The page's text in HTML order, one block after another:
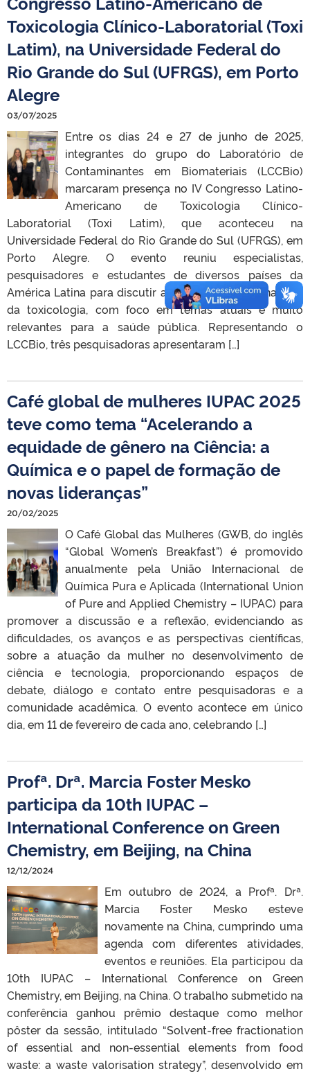
Toxicologia Clínico-Laboratorial (Toxi
Latim), na Universidade Federal do
Rio Grande do Sul (UFRGS), em Porto
Alegre
03/07/2025
Entre os dias 24 e 27 de junho de 2025,
integrantes do grupo do Laboratório de
Contaminantes em Biomateriais (LCCBio)
marcaram presença no IV Congresso Latino-
Americano de Toxicologia Clínico-
Laboratorial (Toxi Latim), que aconteceu na
Universidade Federal do Rio Grande do Sul (UFRGS), em
Porto Alegre. O evento reuniu especialistas,
pesquisadores e estudantes de diversos países da
América Latina para discutir avanços e desafios na área
da toxicologia, com foco em temas atuais e muito
relevantes para a saúde pública. Representando o
LCCBio, três pesquisadoras apresentaram […]
Café global de mulheres IUPAC 2025
teve como tema “Acelerando a
equidade de gênero na Ciência: a
Química e o papel de formação de
novas lideranças”
20/02/2025
O Café Global das Mulheres (GWB, do inglês
“Global Women’s Breakfast”) é promovido
anualmente pela União Internacional de
Química Pura e Aplicada (International Union
of Pure and Applied Chemistry – IUPAC) para
promover a discussão e a reflexão, evidenciando as
dificuldades, os avanços e as perspectivas científicas,
sobre a atuação da mulher no desenvolvimento de
ciência e tecnologia, proporcionando espaços de
debate, diálogo e contato entre pesquisadoras e a
comunidade acadêmica. O evento acontece em único
dia, em 11 de fevereiro de cada ano, celebrando […]
Profª. Drª. Marcia Foster Mesko
participa da 10th IUPAC –
International Conference on Green
Chemistry, em Beijing, na China
12/12/2024
Em outubro de 2024, a Profª. Drª.
Marcia Foster Mesko esteve
novamente na China, cumprindo uma
agenda com diferentes atividades,
eventos e reuniões. Ela participou da
10th IUPAC – International Conference on Green
Chemistry, em Beijing, na China. O trabalho submetido na
conferência ganhou prêmio destaque como melhor
pôster da sessão, intitulado “Solvent-free fractionation
of essential and non-essential elements from food
waste: a waste valorisation strategy”, desenvolvido em